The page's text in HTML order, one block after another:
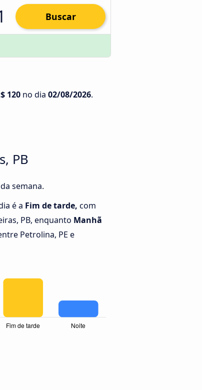
Buscar
120 no dia 02/08/2026.
PB
semana.
é a Fim de tarde, com
PB, enquanto Manhã
Petrolina, PE e